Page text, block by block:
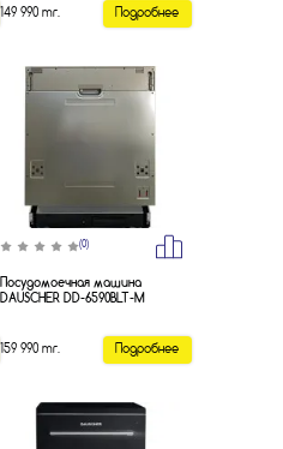
149 990 тг. Подробнее
(0)
Посудомоечная машина
DAUSCHER DD-6590BLT-M
159 990 тг. Подробнее